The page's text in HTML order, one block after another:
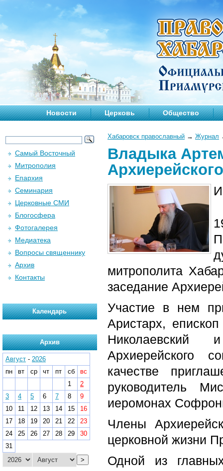
Новости Церковь Общество
Хабаровск православный → Журнал
Владыка
митрополита
заседание
Участие в нем
Аристарх,
Николаевский
Архиерейского
качестве
руководитель
иеромонах
Члены
церковной жизни
Одной из
Самый Восточный
Митрополия
Епархия
Семинария
Церковные СМИ
Блогосфера
Фотогалерея
Медиатека
Вопросы священнику
Архив
Контакты
Календарь
Архив
Август - 2026
пн
вт ср чт пт сб
вс
1
2
3
4 5 6 7 8
9
10
11 12 13 14 15
16
17
18 19 20 21 22
23
24
25 26 27 28 29
30
31
>